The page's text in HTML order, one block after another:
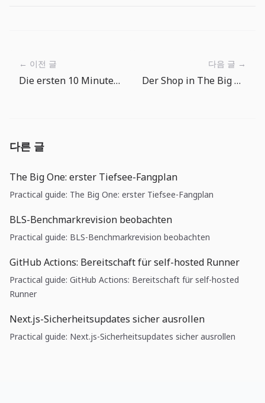
← 이전 글
Die ersten 10 Minuten in The Big One: Fangen, prüfen, erneut auswerfen
다음 글 →
Der Shop in The Big One: Köder und Edelsteine ohne Druck wählen
다른 글
The Big One: erster Tiefsee-Fangplan
Practical guide: The Big One: erster Tiefsee-Fangplan
BLS-Benchmarkrevision beobachten
Practical guide: BLS-Benchmarkrevision beobachten
GitHub Actions: Bereitschaft für self-hosted Runner
Practical guide: GitHub Actions: Bereitschaft für self-hosted
Runner
Next.js-Sicherheitsupdates sicher ausrollen
Practical guide: Next.js-Sicherheitsupdates sicher ausrollen